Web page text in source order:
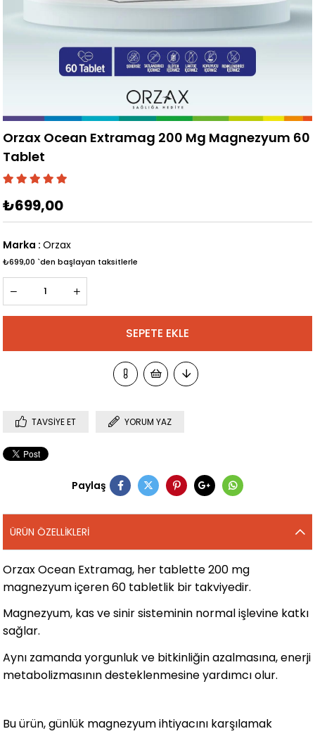
Orzax Ocean Extramag 200 Mg Magnezyum 60
Tablet
₺699,00
Marka : Orzax
₺699,00 `den başlayan taksitlerle
TAVSIYE ET YORUM YAZ
Paylaş
ÜRÜN ÖZELLIKLERI
Orzax Ocean Extramag, her tablette 200 mg
magnezyum içeren 60 tabletlik bir takviyedir.
Magnezyum, kas ve sinir sisteminin normal işlevine katkı
sağlar.
Aynı zamanda yorgunluk ve bitkinliğin azalmasına, enerji
metabolizmasının desteklenmesine yardımcı olur.
Bu ürün, günlük magnezyum ihtiyacını karşılamak